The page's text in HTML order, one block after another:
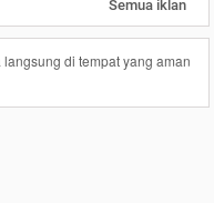
Semua iklan
di tempat yang aman